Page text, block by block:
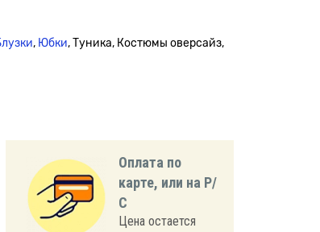
, Юбки, Туника, Костюмы оверсайз,
Оплата по
карте, или на Р/
С
Цена остается